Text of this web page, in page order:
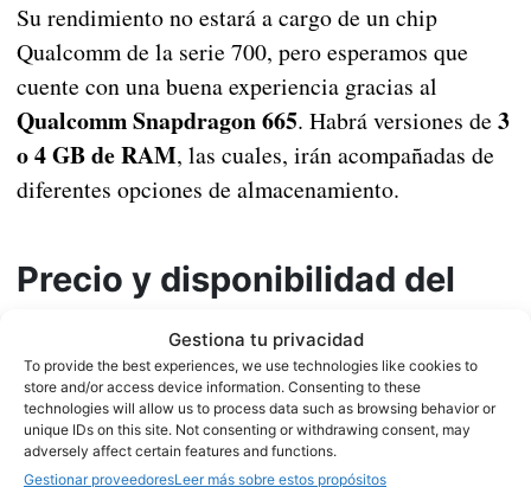
Gestiona tu privacidad
To provide the best experiences, we use technologies like cookies to
store and/or access device information. Consenting to these
technologies will allow us to process data such as browsing behavior or
unique IDs on this site. Not consenting or withdrawing consent, may
adversely affect certain features and functions.
Gestionar proveedoresLeer más sobre estos propósitos
Su rendimiento no estará a cargo de un chip
Qualcomm de la serie 700, pero esperamos que
cuente con una buena experiencia gracias al
Qualcomm Snapdragon 665. Habrá versiones de 3
o 4 GB de RAM, las cuales, irán acompañadas de
diferentes opciones de almacenamiento.
Precio y disponibilidad del
EsteRealme 5 ya es oficial para España, aunque
no sabemos qué día llegará oficialmente a nuestro
país. Tampoco conocemos su precio, aunque sí el